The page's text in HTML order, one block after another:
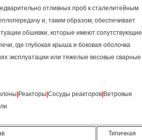
отливных проб к сталелитейным
и, таким образом, обеспечивает
обшивки, которые имеют сопутствующие
где глубокая крыша и боковая оболочка
эксплуатации или тяжелые весовые сварные
Реакторы Сосуды реакторов Ветровые
Типичная